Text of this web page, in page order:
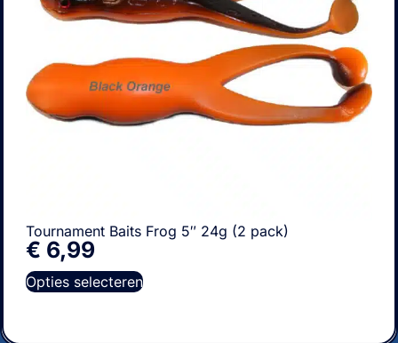
Tournament Baits Frog 5″ 24g (2 pack)
€ 6,99
Opties selecteren